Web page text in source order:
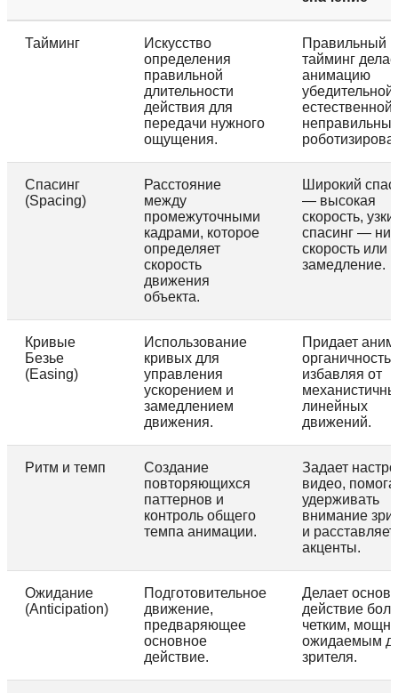
Тайминг
Искусство
определения
правильной
длительности
действия для
передачи нужного
ощущения.
Правильный
тайминг
анимацию
убедительной
естественной,
Спасинг
(Spacing)
Расстояние
между
промежуточными
кадрами, которое
определяет
скорость
движения
объекта.
Широкий
— высокая
скорость,
спасинг —
скорость или
замедление.
Кривые
Безье
(Easing)
Использование
кривых для
управления
ускорением и
замедлением
движения.
Придает
органичность,
избавляя от
линейных
движений.
Ритм и темп
Создание
повторяющихся
паттернов и
контроль общего
темпа анимации.
Задает
видео,
удерживать
внимание
и расставляет
акценты.
Ожидание
(Anticipation)
Подготовительное
движение,
предваряющее
основное
действие.
Делает
действие
четким,
ожидаемым
зрителя.